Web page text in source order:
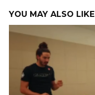
YOU MAY ALSO LIKE